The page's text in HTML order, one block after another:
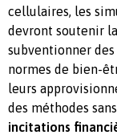
cellulaires, les
devront soutenir
subventionner
normes de bien-
leurs
des méthodes
incitations